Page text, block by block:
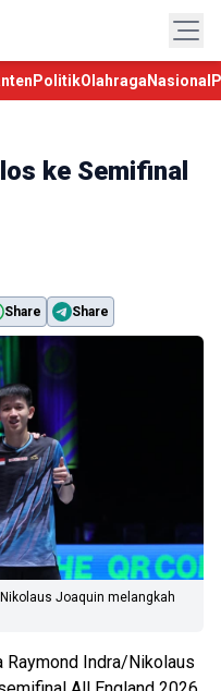
PolitikOlahraga Nasional
ke Semifinal
Share Share
Joaquin melangkah
Raymond Indra/Nikolaus